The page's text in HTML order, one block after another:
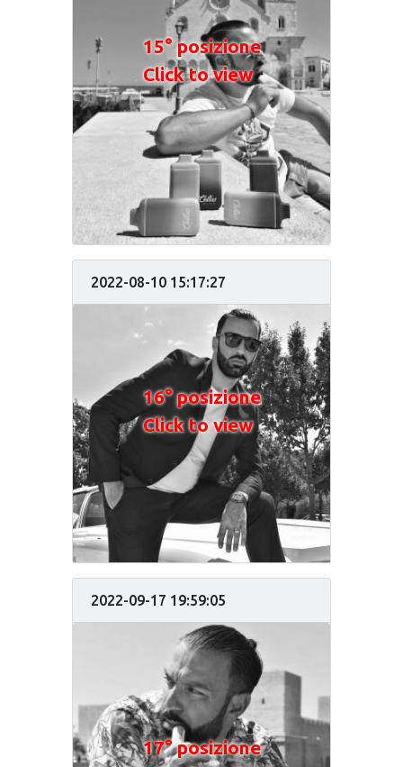
15° posizione
Click to view
2022-08-10 15:17:27
16° posizione
Click to view
2022-09-17 19:59:05
17° posizione